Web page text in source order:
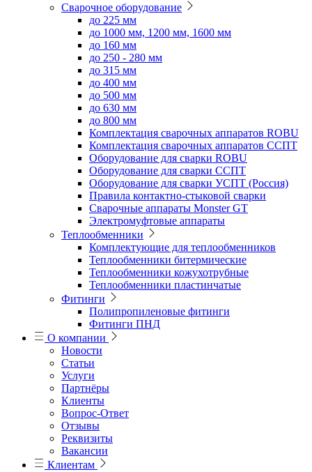
Сварочное оборудование
до 225 мм
до 1000 мм, 1200 мм, 1600 мм
до 160 мм
до 250 - 280 мм
до 315 мм
до 400 мм
до 500 мм
до 630 мм
до 800 мм
Комплектация сварочных аппаратов ROBU
Комплектация сварочных аппаратов ССПТ
Оборудование для сварки ROBU
Оборудование для сварки ССПТ
Оборудование для сварки УСПТ (Россия)
Правила контактно-стыковой сварки
Сварочные аппараты Monster GT
Электромуфтовые аппараты
Теплообменники
Комплектующие для теплообменников
Теплообменники битермические
Теплообменники кожухотрубные
Теплообменники пластинчатые
Фитинги
Полипропиленовые фитинги
Фитинги ПНД
О компании
Новости
Статьи
Услуги
Партнёры
Клиенты
Вопрос-Ответ
Отзывы
Реквизиты
Вакансии
Клиентам